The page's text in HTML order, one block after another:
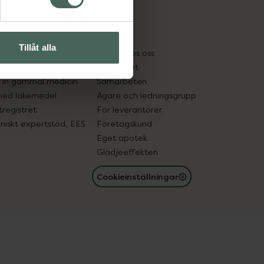
Tillåt alla
och läkemedel
in gammal medicin
läkemedel
expertstöd, EES
Om oss
Jobba hos oss
Hållbarhet
Samarbeten
Ägare och ledningsgrupp
För leverantörer
Företagskund
Eget apotek
Glädjeeffekten
Cookieinställningar